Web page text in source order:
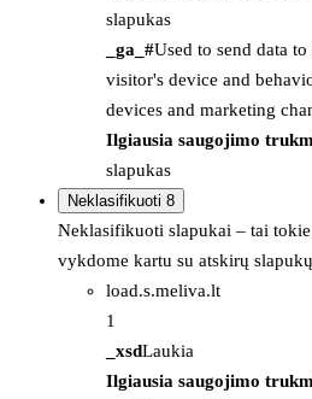
slapukas
_ga_#Used to send data
visitor's device and
devices and marketing
Ilgiausia saugojimo
slapukas
Neklasifikuoti 8
Neklasifikuoti slapukai – tai
vykdome kartu su atskirų
load.s.meliva.lt
1
_xsdLaukia
Ilgiausia saugojimo